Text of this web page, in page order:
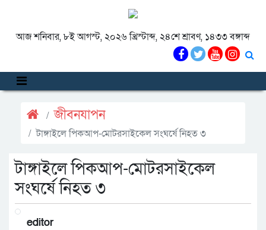
আজ শনিবার, ৮ই আগস্ট, ২০২৬ খ্রিস্টাব্দ, ২৪শে শ্রাবণ, ১৪৩৩ বঙ্গাব্দ
জীবনযাপন
টাঙ্গাইলে পিকআপ-মোটরসাইকেল সংঘর্ষে নিহত ৩
টাঙ্গাইলে পিকআপ-মোটরসাইকেল
সংঘর্ষে নিহত ৩
editor